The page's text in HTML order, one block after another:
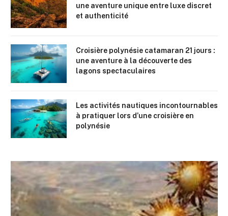
une aventure unique entre luxe discret
et authenticité
Croisière polynésie catamaran 21 jours :
une aventure à la découverte des
lagons spectaculaires
Les activités nautiques incontournables
à pratiquer lors d’une croisière en
polynésie